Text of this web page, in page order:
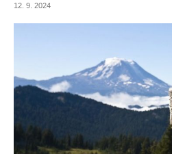
šli?
12. 9. 2024